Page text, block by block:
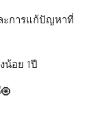
ะการแก้ปัญหาที่
น้อย 1ปี